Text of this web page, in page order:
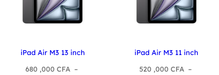
iPad Air M3 13 inch
680 ,000CFA –
iPad Air M3 11 inch
520 ,000 CFA –